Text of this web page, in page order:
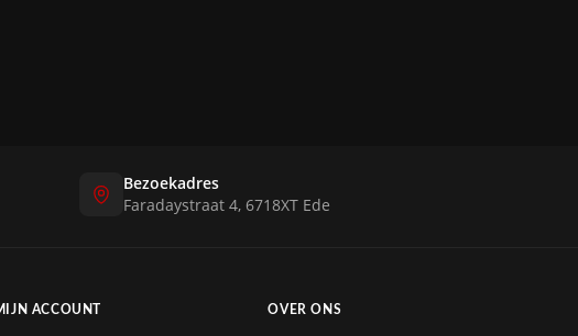
Bezoekadres
Faradaystraat 4, 6718XT Ede
ACCOUNT OVER ONS